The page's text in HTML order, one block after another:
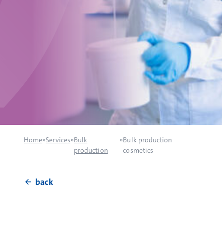
Home»Services»Bulk
production
»Bulk production
cosmetics
back